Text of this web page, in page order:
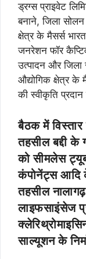
ड्रग्स प्राइवेट
बनाने, जिला
क्षेत्र के मैसर्स
जनरेशन फॉर
उत्पादन और जिला
औद्योगिक क्षेत्र के
की स्वीकृति
बैठक में
तहसील बद्दी के
को सीमलेस
कंपोनेंट्स आदि
तहसील
लाइफसाइंसेज
साल्यूशन के